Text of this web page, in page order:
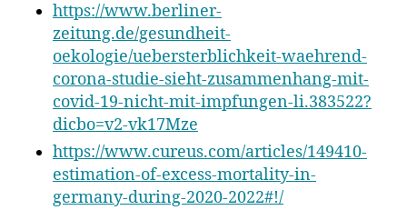
https://www.berliner-
zeitung.de/gesundheit-
oekologie/uebersterblichkeit-waehrend-
corona-studie-sieht-zusammenhang-mit-
covid-19-nicht-mit-impfungen-li.383522?
dicbo=v2-vk17Mze
https://www.cureus.com/articles/149410-
estimation-of-excess-mortality-in-
germany-during-2020-2022#!/